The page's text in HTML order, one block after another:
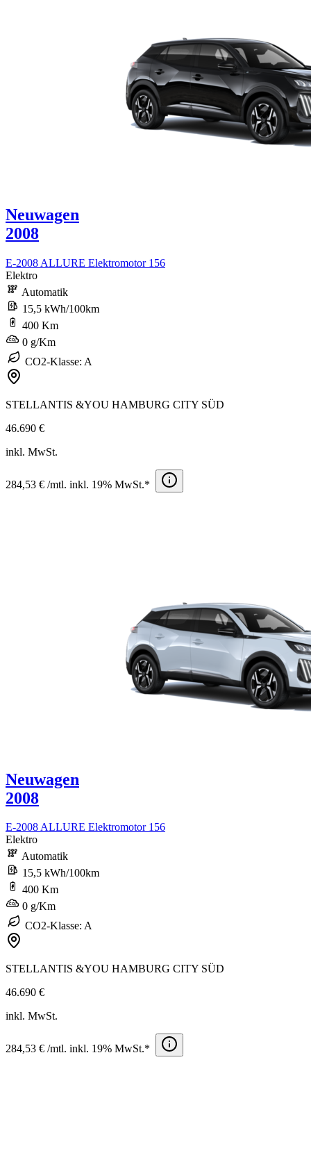
Neuwagen
2008
E-2008 ALLURE Elektromotor 156
Elektro
Automatik
15,5 kWh/100km
400 Km
0 g/Km
CO2-Klasse: A
STELLANTIS &YOU HAMBURG CITY SÜD
46.690 €
inkl. MwSt.
284,53 € /mtl. inkl. 19% MwSt.*
Neuwagen
2008
E-2008 ALLURE Elektromotor 156
Elektro
Automatik
15,5 kWh/100km
400 Km
0 g/Km
CO2-Klasse: A
STELLANTIS &YOU HAMBURG CITY SÜD
46.690 €
inkl. MwSt.
284,53 € /mtl. inkl. 19% MwSt.*